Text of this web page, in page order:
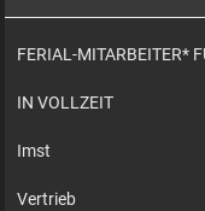
FERIAL-MITARBEITER*
IN VOLLZEIT
Imst
Vertrieb